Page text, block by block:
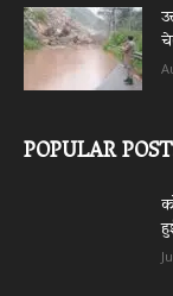
POPULAR